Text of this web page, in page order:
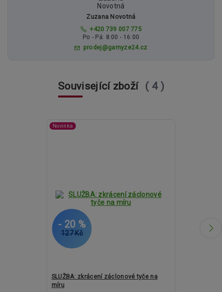
Zuzana Novotná
+420 739 007 775
Po - Pá: 8:00 - 16:00
prodej@garnyze24.cz
Související zboží 4
Novinka
127 Kč
- 20 %
SLUŽBA: zkrácení záclonové tyče na
míru
2 515 Kč
- 16 %